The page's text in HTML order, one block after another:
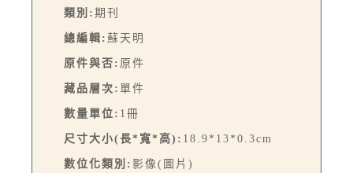
類別: 期刊
總編輯: 蘇天明
原件與否: 原件
藏品層次: 單件
數量單位: 1冊
尺寸大小(長*寬*高): 18.9*13*0.3cm
數位化類別: 影像(圖片)